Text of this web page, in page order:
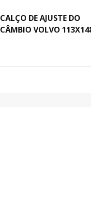
CALÇO DE AJUSTE DO
CÂMBIO VOLVO